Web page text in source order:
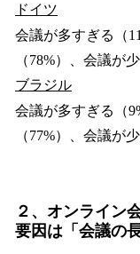
ドイツ
会議が多すぎる（
（78%）、会議が
ブラジル
会議が多すぎる（
（77%）、会議が
２、オンライン
要因は「会議の長